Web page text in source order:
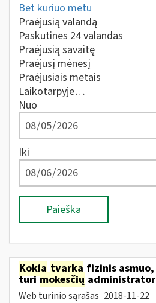
Bet kuriuo metu
Praėjusią valandą
Paskutines 24 valandas
Praėjusią savaitę
Praėjusį mėnesį
Praėjusiais metais
Laikotarpyje…
Nuo
Iki
Paieška
Kokia tvarka fizinis asmuo,
turimokesčių
Web turinio sąrašas 2018-11-22